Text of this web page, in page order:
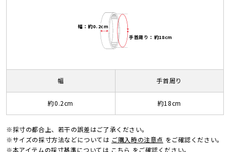
幅：約0.2cm
手首周り：約18cm
幅
約0.2cm
手首周り
約18cm
※採寸の都合上、若干の誤差はご了承ください。
※サイズの採寸方法などについては ご購入時の注意点 をご確認ください。
※本アイテムの採寸基準については こちら をご確認ください。